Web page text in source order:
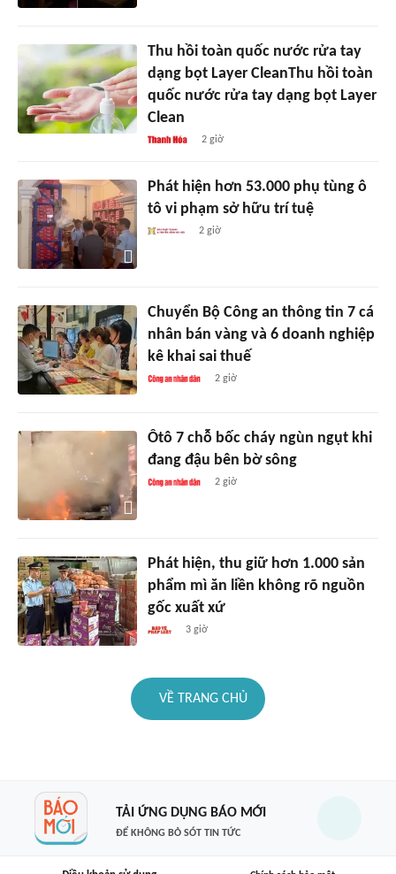
Thu hồi toàn quốc nước rửa tay
dạng bọt Layer CleanThu hồi toàn
quốc nước rửa tay dạng bọt Layer
Clean
2 giờ
Phát hiện hơn 53.000 phụ tùng ô
tô vi phạm sở hữu trí tuệ
2 giờ
Chuyển Bộ Công an thông tin 7 cá
nhân bán vàng và 6 doanh nghiệp
kê khai sai thuế
2 giờ
Ôtô 7 chỗ bốc cháy ngùn ngụt khi
đang đậu bên bờ sông
2 giờ
Phát hiện, thu giữ hơn 1.000 sản
phẩm mì ăn liền không rõ nguồn
gốc xuất xứ
3 giờ
VỀ TRANG CHỦ
TẢI ỨNG DỤNG BÁO MỚI
ĐỂ KHÔNG BỎ SÓT TIN TỨC